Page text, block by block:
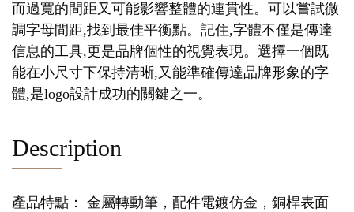
而過寬的間距又可能影響整體的連貫性。可以嘗試微
調字母間距,找到最佳平衡點。記住,字體不僅是傳達
信息的工具,更是品牌個性的視覺表現。選擇一個既
能在小尺寸下保持清晰,又能準確傳達品牌形象的字
體,是logo設計成功的關鍵之一。
Description
產品特點： 金屬轉動筆，配件電鍍仿金，銅桿表面